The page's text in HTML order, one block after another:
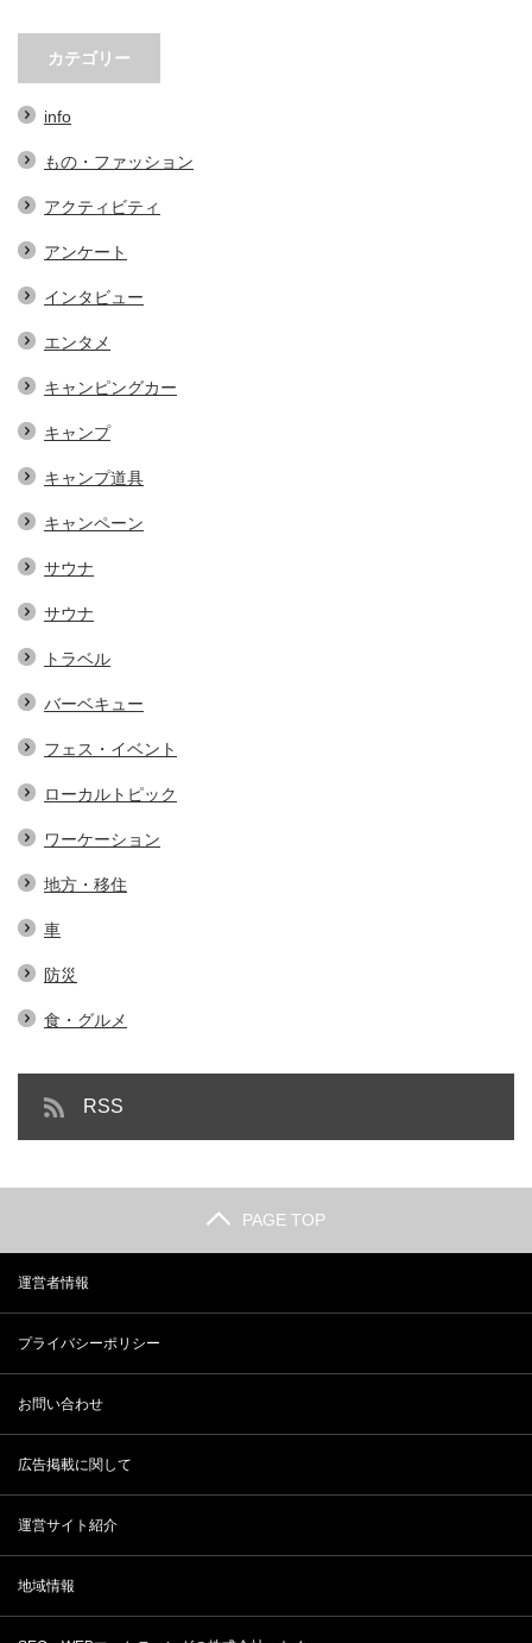
帽子３選。オ
アイテム…
小林市の起爆剤！青野さんが実践
カテゴリー
info
もの・ファッション
アクティビティ
アンケート
インタビュー
エンタメ
キャンピングカー
キャンプ
キャンプ道具
キャンペーン
サウナ
サウナ
トラベル
バーベキュー
フェス・イベント
ローカルトピック
ワーケーション
地方・移住
車
防災
食・グルメ
RSS
PAGE TOP
運営者情報
プライバシーポリシー
お問い合わせ
広告掲載に関して
運営サイト紹介
地域情報